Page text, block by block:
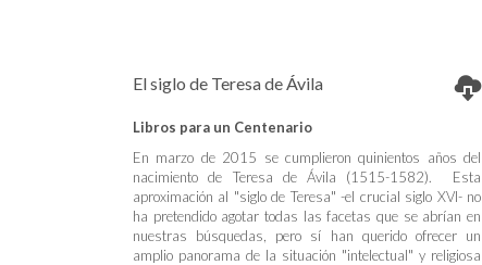
El siglo de Teresa de Ávila
Libros para un Centenario
En marzo de 2015 se cumplieron quinientos años del
nacimiento de Teresa de Ávila (1515-1582). Esta
aproximación al "siglo de Teresa" -el crucial siglo XVI- no
ha pretendido agotar todas las facetas que se abrían en
nuestras búsquedas, pero sí han querido ofrecer un
amplio panorama de la situación "intelectual" y religiosa